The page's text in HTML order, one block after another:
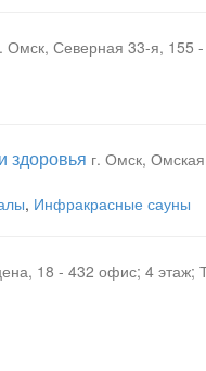
Омск, Северная 33-я, 155
здоровья г. Омск,
, Инфракрасные сауны
18 - 432 офис; 4 этаж;